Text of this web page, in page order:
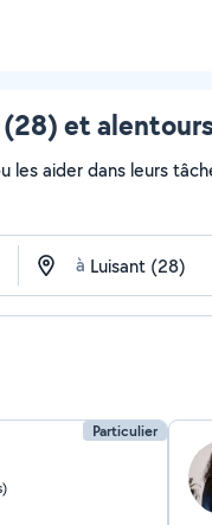
et
aider dans leurs
à
Particulier